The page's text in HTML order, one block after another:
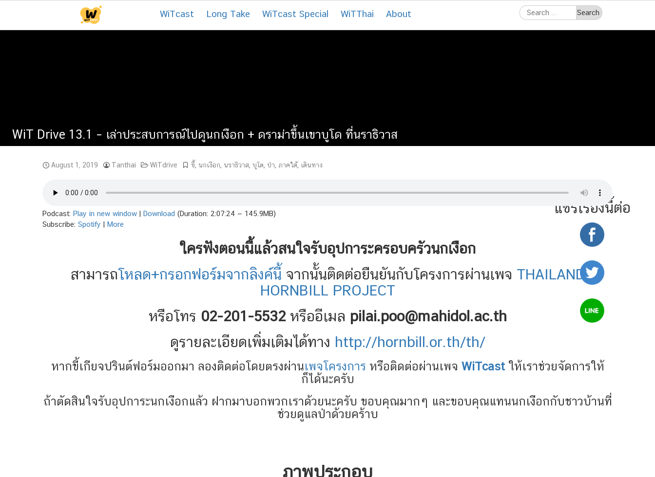
WiTcast Long Take WiTcast Special WiTThai About
Search
for:
WiT Drive 13.1 – เล่าประสบการณ์ไปดูนกเงือก + ดราม่าขึ้นเขาบูโด ที่นราธิวาส
August 1, 2019 Tanthai WiTdrive ขี้ นกเงือก นราธิวาส บูโด ป่า ภาคใต้, เดินทาง
แชร์เรื่องนี้ต่อ
Podcast: Play in new window | Download (Duration: 2:07:24 — 145.9MB)
Subscribe: Spotify | More
ใครฟังตอนนี้แล้วสนใจรับอุปการะครอบครัวนกเงือก
สามารถโหลด+กรอกฟอร์มจากลิงค์นี้ จากนั้นติดต่อยืนยันกับโครงการผ่านเพจ THAILAND
HORNBILL PROJECT
หรือโทร 02-201-5532หรืออีเมล pilai.poo@mahidol.ac.th
ดูรายละเอียดเพิ่มเติมได้ทาง http://hornbill.or.th/th/
หากขี้เกียจปรินต์ฟอร์มออกมา ลองติดต่อโดยตรงผ่านเพจโครงการ หรือติดต่อผ่านเพจ WiTcastให้เราช่วยจัดการให้
ก็ได้นะครับ
ถ้าตัดสินใจรับอุปการะนกเงือกแล้ว ฝากมาบอกพวกเราด้วยนะครับ ขอบคุณมากๆ และขอบคุณแทนนกเงือกกับชาวบ้านที่
ช่วยดูแลป่าด้วยคร้าบ
ภาพประกอบ